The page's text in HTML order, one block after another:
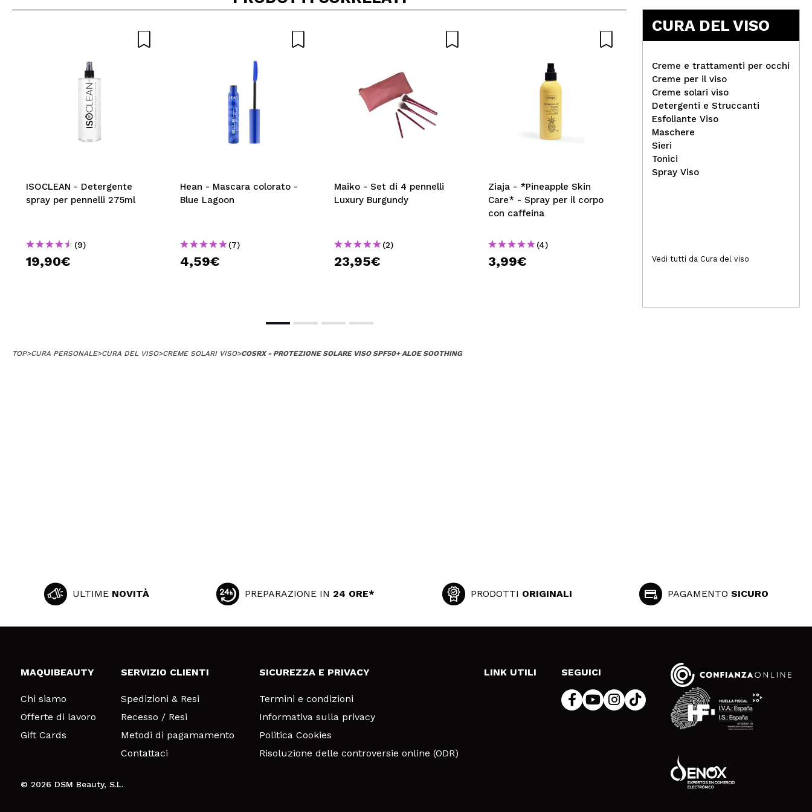
ISOCLEAN - Detergente
spray per pennelli 275ml
(9)
19,90€
Hean - Mascara colorato -
Blue Lagoon
(7)
4,59€
Maiko - Set di 4 pennelli
Luxury Burgundy
(2)
23,95€
Ziaja - *Pineapple Skin
Care* - Spray per il corpo
con caffeina
(4)
3,99€
Ziaja - *Vitamin C.B3
Niacinamide* - Balsamo per
il corpo
5,99€
CURA DEL VISO
Creme e trattamenti per occhi
Creme per il viso
Creme solari viso
Detergenti e Struccanti
Esfoliante Viso
Maschere
Sieri
Tonici
Spray Viso
Vedi tutti da Cura del viso
TOP>CURA PERSONALE>CURA DEL VISO>CREME SOLARI VISO>COSRX - PROTEZIONE SOLARE VISO SPF50+ ALOE SOOTHING
ULTIME NOVITÀ PREPARAZIONE IN 24 ORE* PRODOTTI ORIGINALI PAGAMENTO SICURO
MAQUIBEAUTY
Chi siamo
Offerte di lavoro
Gift Cards
SERVIZIO CLIENTI
Spedizioni & Resi
Recesso / Resi
Metodi di pagamamento
Contattaci
SICUREZZA E PRIVACY
Termini e condizioni
Informativa sulla privacy
Politica Cookies
Risoluzione delle controversie online (ODR)
LINK UTILI SEGUICI
© 2026 DSM Beauty, S.L.